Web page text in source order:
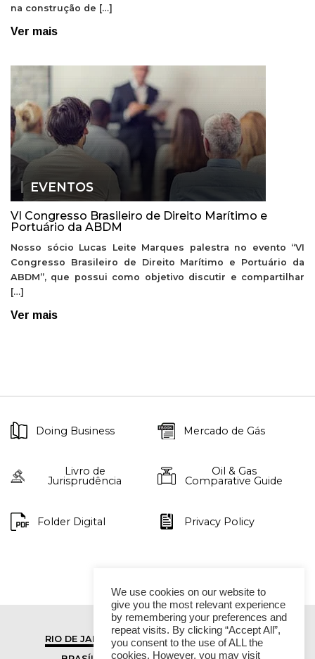
na construção de […]
Ver mais
EVENTOS
VI Congresso Brasileiro de Direito Marítimo e
Portuário da ABDM
Nosso sócio Lucas Leite Marques palestra no evento “VI
Congresso Brasileiro de Direito Marítimo e Portuário da
ABDM”, que possui como objetivo discutir e compartilhar
[…]
Ver mais
Doing Business Mercado de Gás
Livro de
Jurisprudência
Oil & Gas
Comparative Guide
Folder Digital Privacy Policy
RIO DE JANEIRO
SÃO PAULO
We use cookies on our website to
give you the most relevant experience
by remembering your preferences and
repeat visits. By clicking “Accept All”,
you consent to the use of ALL the
cookies. However, you may visit